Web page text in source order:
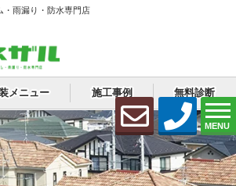
・雨漏り・防水専門店
MENU
メニュー 施工事例 無料診断